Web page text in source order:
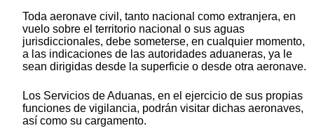
Toda aeronave civil, tanto nacional como extranjera, en
vuelo sobre el territorio nacional o sus aguas
jurisdiccionales, debe someterse, en cualquier momento,
a las indicaciones de las autoridades aduaneras, ya le
sean dirigidas desde la superficie o desde otra aeronave.
Los Servicios de Aduanas, en el ejercicio de sus propias
funciones de vigilancia, podrán visitar dichas aeronaves,
así como su cargamento.